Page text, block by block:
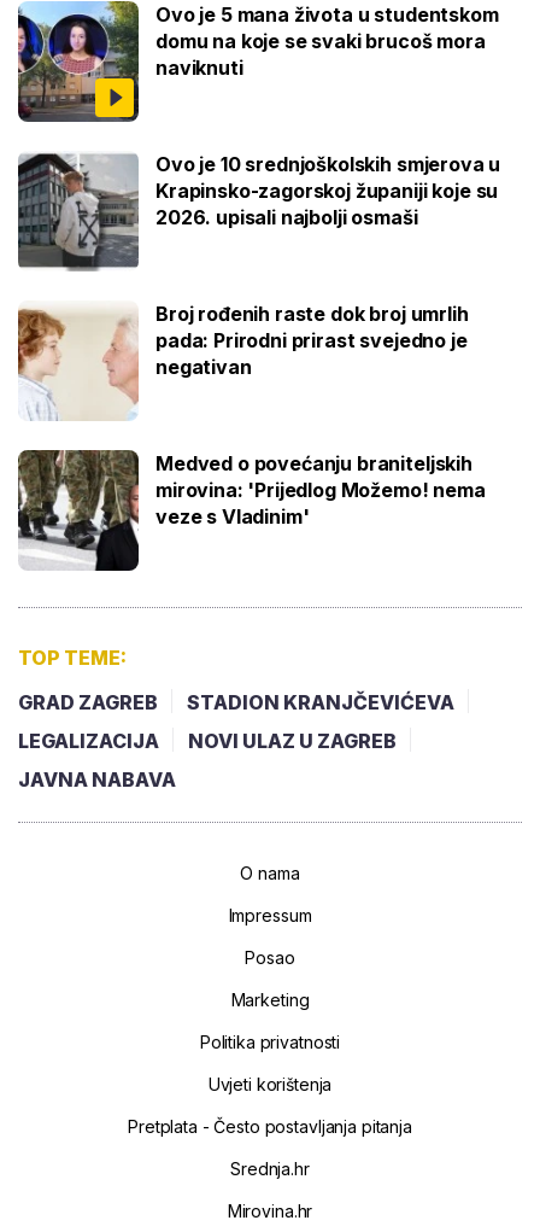
Ovo je 5 mana života u studentskom
domu na koje se svaki brucoš mora
naviknuti
Ovo je 10 srednjoškolskih smjerova u
Krapinsko-zagorskoj županiji koje su
2026. upisali najbolji osmaši
Broj rođenih raste dok broj umrlih
pada: Prirodni prirast svejedno je
negativan
Medved o povećanju braniteljskih
mirovina: 'Prijedlog Možemo! nema
veze s Vladinim'
TOP TEME:
GRAD ZAGREB
STADION KRANJČEVIĆEVA
LEGALIZACIJA
NOVI ULAZ U ZAGREB
JAVNA NABAVA
O nama
Impressum
Posao
Marketing
Politika privatnosti
Uvjeti korištenja
Pretplata - Često postavljanja pitanja
Srednja.hr
Mirovina.hr